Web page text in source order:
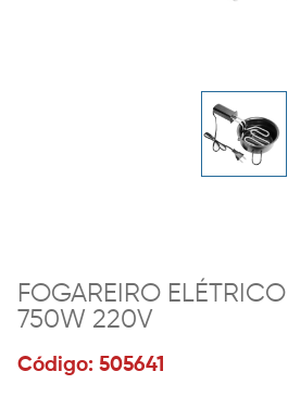
FOGAREIRO
750W 220V
Código: 505641